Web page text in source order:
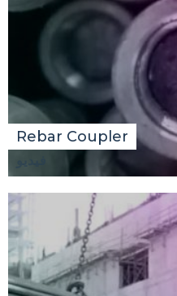
Rebar Coupler